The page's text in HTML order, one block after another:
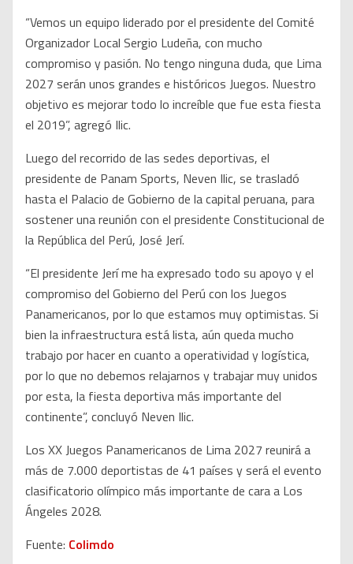
“Vemos un equipo liderado por el presidente del Comité
Organizador Local Sergio Ludeña, con mucho
compromiso y pasión. No tengo ninguna duda, que Lima
2027 serán unos grandes e históricos Juegos. Nuestro
objetivo es mejorar todo lo increíble que fue esta fiesta
el 2019”, agregó Ilic.
Luego del recorrido de las sedes deportivas, el
presidente de Panam Sports, Neven Ilic, se trasladó
hasta el Palacio de Gobierno de la capital peruana, para
sostener una reunión con el presidente Constitucional de
la República del Perú, José Jerí.
“El presidente Jerí me ha expresado todo su apoyo y el
compromiso del Gobierno del Perú con los Juegos
Panamericanos, por lo que estamos muy optimistas. Si
bien la infraestructura está lista, aún queda mucho
trabajo por hacer en cuanto a operatividad y logística,
por lo que no debemos relajarnos y trabajar muy unidos
por esta, la fiesta deportiva más importante del
continente”, concluyó Neven Ilic.
Los XX Juegos Panamericanos de Lima 2027 reunirá a
más de 7.000 deportistas de 41 países y será el evento
clasificatorio olímpico más importante de cara a Los
Ángeles 2028.
Fuente: Colimdo